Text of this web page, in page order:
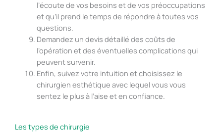
l’écoute de vos besoins et de vos préoccupations
et qu’il prend le temps de répondre à toutes vos
questions.
Demandez un devis détaillé des coûts de
l’opération et des éventuelles complications qui
peuvent survenir.
Enfin, suivez votre intuition et choisissez le
chirurgien esthétique avec lequel vous vous
sentez le plus à l’aise et en confiance.
Les types de chirurgie